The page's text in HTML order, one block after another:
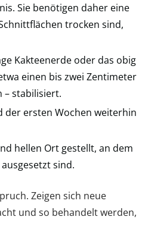
Sie benötigen daher eine
trocken sind,
Kakteenerde oder das obig
einen bis zwei Zentimeter
– stabilisiert.
der ersten Wochen weiterhin
hellen Ort gestellt, an dem
sind.
Zeigen sich neue
und so behandelt werden,